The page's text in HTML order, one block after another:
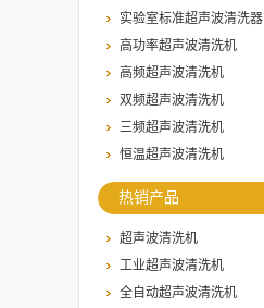
实验室标准超声波清洗器
高功率超声波清洗机
高频超声波清洗机
双频超声波清洗机
三频超声波清洗机
恒温超声波清洗机
热销产品
超声波清洗机
工业超声波清洗机
全自动超声波清洗机